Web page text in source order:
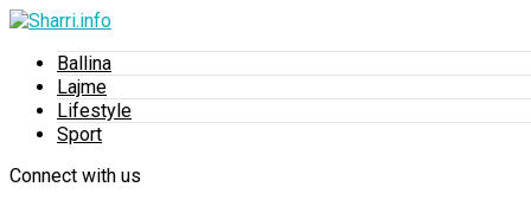
Ballina
Lajme
Lifestyle
Sport
Connect with us